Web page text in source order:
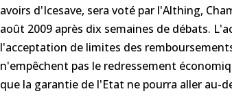
avoirs d'Icesave, sera voté par l'Althing,
août 2009 après dix semaines de débats.
l'acceptation de limites des
n'empêchent pas le redressement
que la garantie de l'Etat ne pourra aller au-